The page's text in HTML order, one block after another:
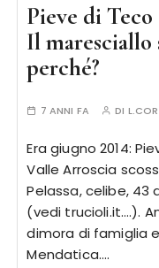
Pieve di
Il maresciallo
perché?
7 ANNI FA DI
Era giugno 2014:
Valle Arroscia
Pelassa, celibe, 43
(vedi trucioli.it….).
dimora di famiglia
Mendatica….